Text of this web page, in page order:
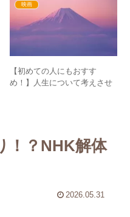
映画
【初めての人にもおすす
め！】人生について考えさせ
！？NHK解体
2026.05.31